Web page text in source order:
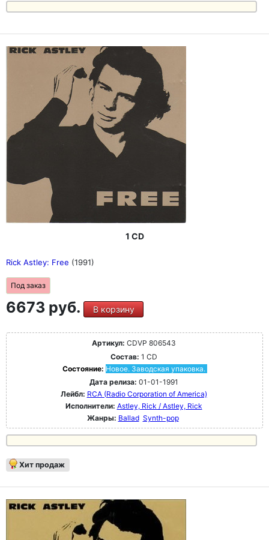
1 CD
Rick Astley: Free (1991)
Под заказ
6673 руб. В корзину
Артикул: CDVP 806543
Состав: 1 CD
Состояние: Новое. Заводская упаковка.
Дата релиза: 01-01-1991
Лейбл: RCA (Radio Corporation of America)
Исполнители: Astley, Rick / Astley, Rick
Жанры: Ballad Synth-pop
Хит продаж